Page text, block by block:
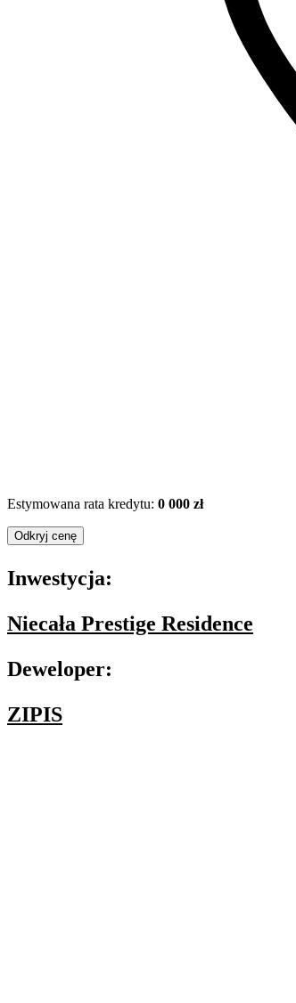
Estymowana rata kredytu: 0 000 zł
Odkryj cenę
Inwestycja:
Niecała Prestige Residence
Deweloper:
ZIPIS